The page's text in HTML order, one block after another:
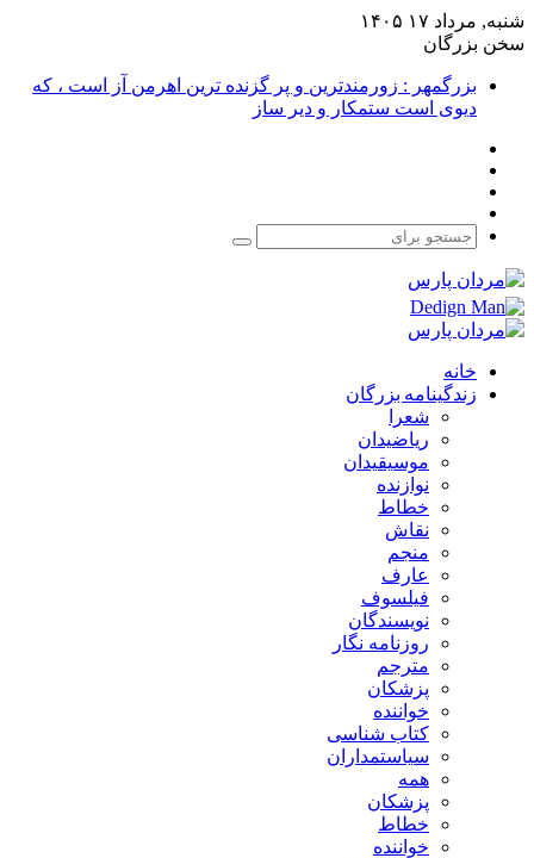
شنبه, مرداد ۱۷ ۱۴۰۵
سخن بزرگان
بزرگمهر : زورمندترین و پر گزنده ترین اهرمن آز است ، که
دیوی است ستمکار و دیر ساز
جستجو
خانه
زندگینامه بزرگان
شعرا
ریاضیدان
موسیقیدان
نوازنده
خطاط
نقاش
منجم
عارف
فیلسوف
نویسندگان
روزنامه نگار
مترجم
پزشکان
خواننده
کتاب شناسی
سیاستمداران
همه
پزشکان
خطاط
خواننده